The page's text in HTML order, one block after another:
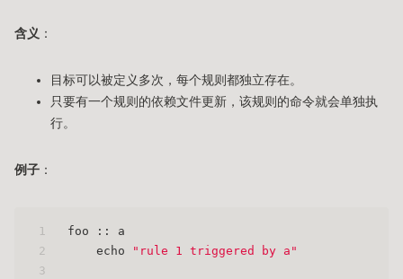
含义 ：
目标可以被定义多次，每个规则都独立存在。
只要有一个规则的依赖文件更新，该规则的命令就会单独执
行。
例子 ：
1
2
3
foo :: a
    echo
"rule 1 triggered by a"